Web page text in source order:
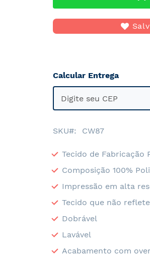
Calcular Entrega
SKU CW87
Tecido de Fabricação
Composição 100%
Impressão em alta
Tecido que não
Dobrável
Lavável
Acabamento com